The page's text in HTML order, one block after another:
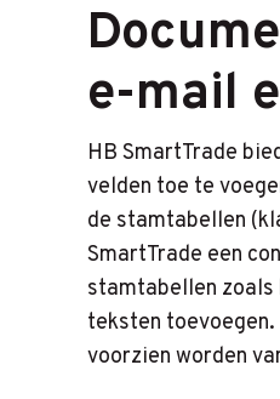
e-mail
HB SmartTrade
velden toe te
de stamtabellen
SmartTrade een
stamtabellen zoals
teksten toevoegen.
voorzien worden